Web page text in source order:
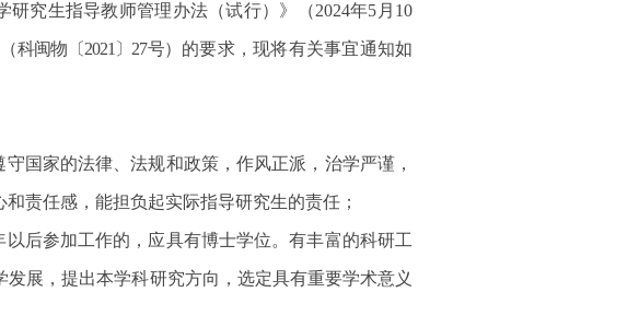
究生指导教师管理办法（试行）》（2024年5月10
科闽物〔2021〕27号）的要求，现将有关事宜通知如
国家的法律、法规和政策，作风正派，治学严谨，
和责任感，能担负起实际指导研究生的责任；
后参加工作的，应具有博士学位。有丰富的科研工
展，提出本学科研究方向，选定具有重要学术意义